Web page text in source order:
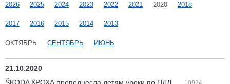
2026 2025 2024 2023 2022 2021 2020 2018
2017 2016 2015 2014 2013
ОКТЯБРЬ СЕНТЯБРЬ ИЮНЬ
21.10.2020
Наши мероприятия
Статьи